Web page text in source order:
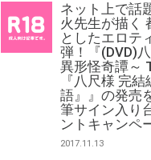
ネット上で話
火先生が描く
としたエロテ
弾！『(DVD)
異形怪奇譚～
『八尺様 完
語』』の発売
筆サイン入り
ントキャンペ
2017.11.13